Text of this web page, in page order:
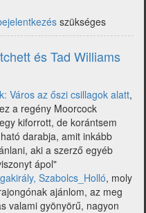
szükséges
és Tad Williams
Város az őszi csillagok alatt,
a regény Moorcock
kiforrott, de korántsem
darabja, amit inkább
aki a szerző egyéb
ápol"
Szabolcs_Holló, moly
ajánlom, az meg
valami gyönyörű, nagyon